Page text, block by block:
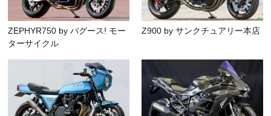
ZEPHYR750 by バグース! モー
ターサイクル
Z900 by サンクチュアリー本店